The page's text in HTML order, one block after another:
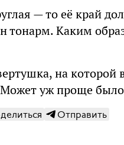
— то её край
тонарм. Каким
на которой
уж проще было
Отправить